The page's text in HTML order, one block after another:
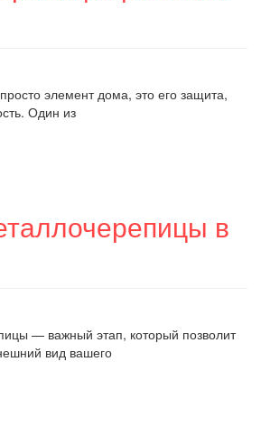
элемент дома, это его защита,
Один из
в
— важный этап, который позволит
вид вашего